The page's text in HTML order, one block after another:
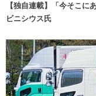
【独自連載】「今そこ
ビニシウス氏